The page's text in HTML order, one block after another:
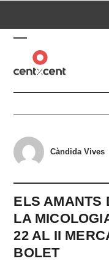
Open
mobile
menu
Close
mobile
menu
Càndida Vives
ELS AMANTS
LA
22 AL II
BOLET